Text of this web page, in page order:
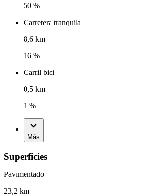
50 %
Carretera tranquila
8,6 km
16 %
Carril bici
0,5 km
1 %
Más
Superficies
Pavimentado
23,2 km